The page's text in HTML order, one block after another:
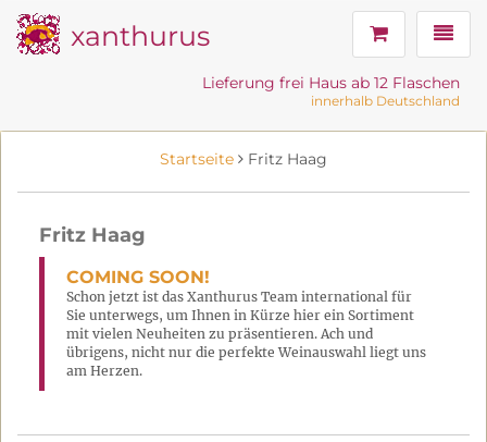
xanthurus
Lieferung frei Haus ab 12 Flaschen
innerhalb Deutschland
Startseite Fritz Haag
Fritz Haag
COMING SOON!
Schon jetzt ist das Xanthurus Team international für
Sie unterwegs, um Ihnen in Kürze hier ein Sortiment
mit vielen Neuheiten zu präsentieren. Ach und
übrigens, nicht nur die perfekte Weinauswahl liegt uns
am Herzen.